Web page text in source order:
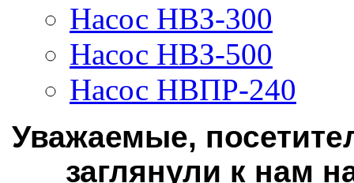
Насос НВЗ-300
Насос НВЗ-500
Насос НВПР-240
Уважаемые,
заглянули к нам